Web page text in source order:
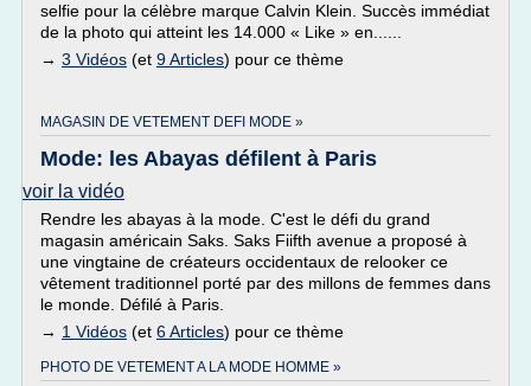
selfie pour la célèbre marque Calvin Klein. Succès immédiat
de la photo qui atteint les 14.000 « Like » en......
→ 3 Vidéos (et 9 Articles) pour ce thème
MAGASIN DE VETEMENT DEFI MODE »
Mode: les Abayas défilent à Paris
voir la vidéo
Rendre les abayas à la mode. C'est le défi du grand
magasin américain Saks. Saks Fiifth avenue a proposé à
une vingtaine de créateurs occidentaux de relooker ce
vêtement traditionnel porté par des millons de femmes dans
le monde. Défilé à Paris.
→ 1 Vidéos (et 6 Articles) pour ce thème
PHOTO DE VETEMENT A LA MODE HOMME »